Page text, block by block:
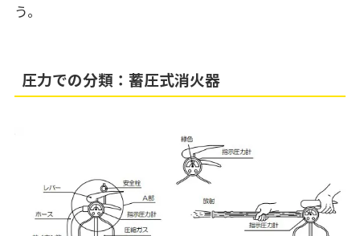
う。
圧力での分類：蓄圧式消火器